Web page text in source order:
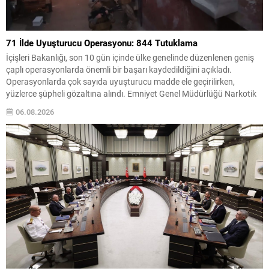
71 İlde Uyuşturucu Operasyonu: 844 Tutuklama
İçişleri Bakanlığı, son 10 gün içinde ülke genelinde düzenlenen geniş
çaplı operasyonlarda önemli bir başarı kaydedildiğini açıkladı.
Operasyonlarda çok sayıda uyuşturucu madde ele geçirilirken,
yüzlerce şüpheli gözaltına alındı. Emniyet Genel Müdürlüğü Narkotik
Suçlarla Mücadele Başkanlığı ile Cumhuriyet Başsavcılıkları
koordinasyonunda yürütülen çalışmalarda, 71 ilde uyuşturucu ticareti
yapanlara yönelik eş zamanlı müdahaleler...
06.08.2026